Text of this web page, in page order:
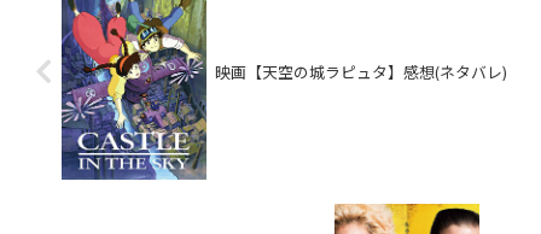
映画【天空の城ラピュタ】感想(ネタバレ)